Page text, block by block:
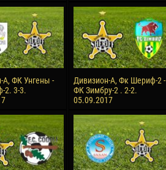
А, ФК Унгены -
2. 3-3.
Дивизион-А, Фк Шериф-2 -
ФК Зимбру-2 . 2-2.
05.09.2017